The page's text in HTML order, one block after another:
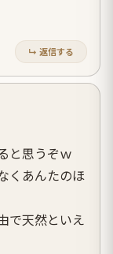
↳ 返信する
と思うぞｗ
くあんたのほ
で天然といえ